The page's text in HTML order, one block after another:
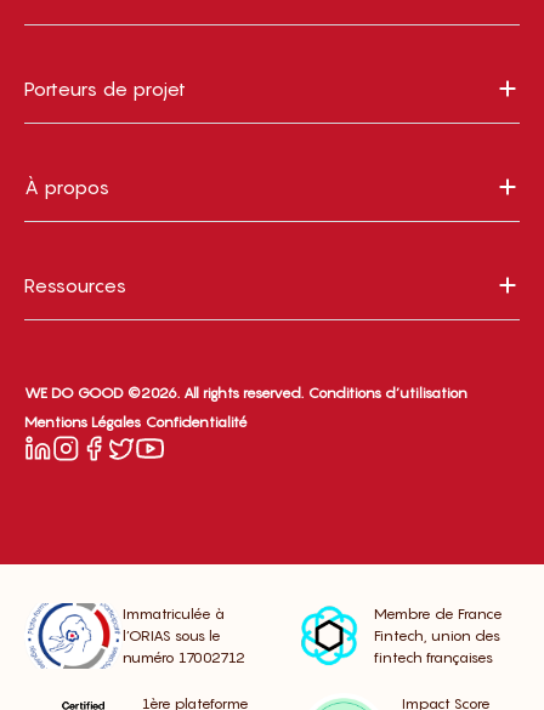
Porteurs de projet
À propos
Ressources
WE DO GOOD ©2026. All rights reserved. Conditions d’utilisation
Mentions Légales Confidentialité
Immatriculée à
l’ORIAS sous le
numéro 17002712
Membre de France
Fintech, union des
fintech françaises
1ère plateforme Impact Score